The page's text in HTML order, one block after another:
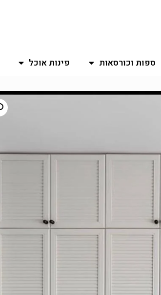
ספות וכורסאות פינות אוכל